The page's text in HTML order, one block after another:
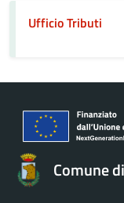
Ufficio Tributi
Comune